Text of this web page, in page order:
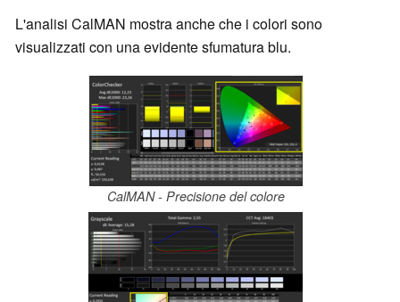
L'analisi CalMAN mostra anche che i colori sono
visualizzati con una evidente sfumatura blu.
CalMAN - Precisione del colore